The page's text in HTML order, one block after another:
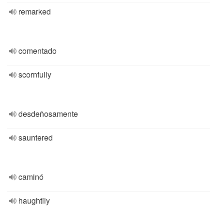
remarked
comentado
scornfully
desdeñosamente
sauntered
caminó
haughtily